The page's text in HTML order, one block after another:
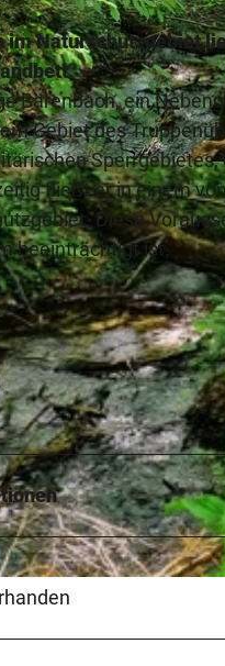
| CC-BY-SA
im Naturschutzgebiet
Bärenbach, ein
Gebiet des
fließt er in einem
Diese
beeinträchtigt ist.